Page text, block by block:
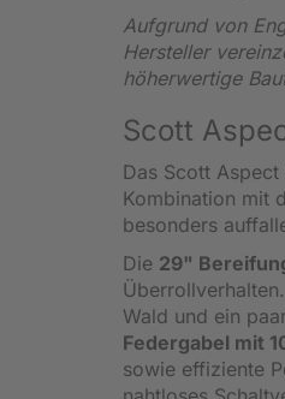
Aufgrund von
Hersteller
höherwertige
Scott
Das Scott
Kombination mit
besonders
Die 29"
Wald und ein
Federgabel mit
sowie effiziente